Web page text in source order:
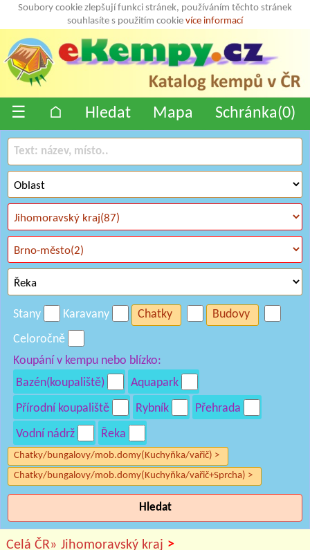
Soubory cookie zlepšují funkci stránek, používáním těchto stránek
souhlasíte s použitím cookie více informací
☰ ⌂ Hledat Mapa Schránka(0)
Stany Karavany Chatky
Budovy
Celoročně
Koupání v kempu nebo blízko:
Bazén(koupaliště)
Aquapark
Přírodní koupaliště
Rybník
Přehrada
Vodní nádrž
Řeka
Chatky/bungalovy/mob.domy(Kuchyňka/vařič) >
Chatky/bungalovy/mob.domy(Kuchyňka/vařič+Sprcha) >
Hledat
Celá ČR» Jihomoravský kraj >